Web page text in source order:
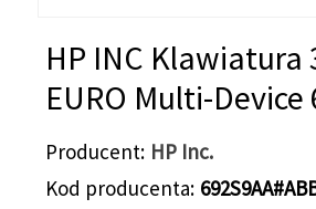
HP INC Klawiatura
EURO Multi-Device
Producent HP Inc.
Kod producenta